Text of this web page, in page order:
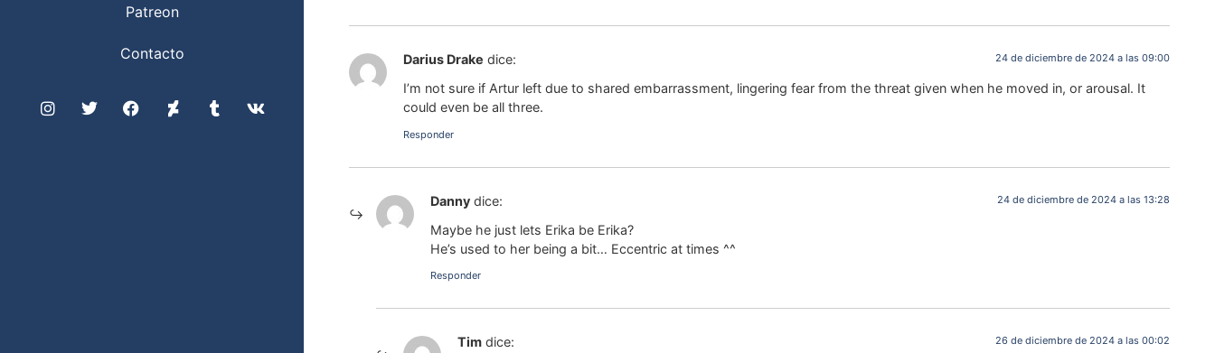
Patreon
Contacto Darius Drake dice: 24 de diciembre de 2024 a las 09:00
I’m not sure if Artur left due to shared embarrassment, lingering fear from the threat given when he moved in, or arousal. It
could even be all three.
Responder
Danny dice: 24 de diciembre de 2024 a las 13:28
Maybe he just lets Erika be Erika?
He’s used to her being a bit… Eccentric at times ^^
Responder
Tim dice: 26 de diciembre de 2024 a las 00:02